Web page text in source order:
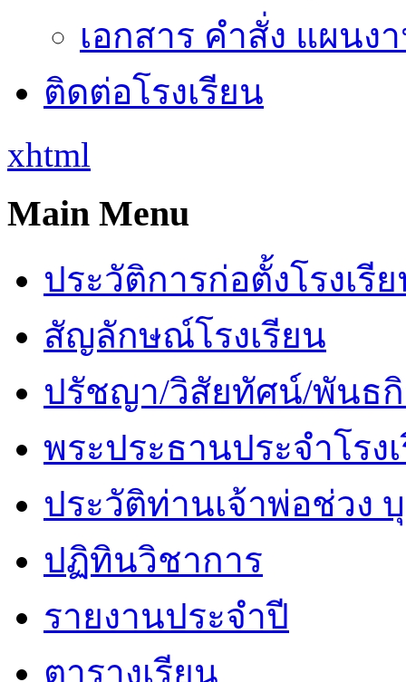
เอกสาร คำสั่ง แผนง
ติดต่อโรงเรียน
xhtml
Main Menu
ประวัติการก่อตั้งโรงเรี
สัญลักษณ์โรงเรียน
ปรัชญา/วิสัยทัศน์/พันธ
พระประธานประจำโรง
ประวัติท่านเจ้าพ่อช่วง
ปฏิทินวิชาการ
รายงานประจำปี
ตารางเรียน